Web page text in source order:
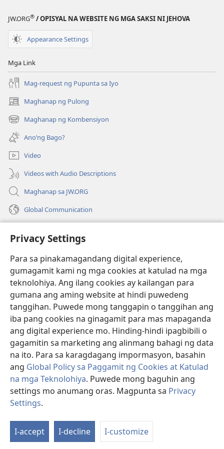
Privacy Settings
Para sa pinakamagandang digital experience,
gumagamit kami ng mga cookies at katulad na mga
teknolohiya. Ang ilang cookies ay kailangan para
gumana ang aming website at hindi puwedeng
tanggihan. Puwede mong tanggapin o tanggihan ang
iba pang cookies na ginagamit para mas mapaganda
ang digital experience mo. Hinding-hindi ipagbibili o
gagamitin sa marketing ang alinmang bahagi ng data
na ito. Para sa karagdagang impormasyon, basahin
ang Global Policy sa Paggamit ng Cookies at Katulad
na mga Teknolohiya. Puwede mong baguhin ang
settings mo anumang oras. Magpunta sa Privacy
Settings.
I-accept I-decline I-customize
SA
SA
JW.ORG® / OPISYAL NA WEBSITE NG MGA SAKSI NI JEHOVA
Appearance Settings
Mga Link
Mag-request ng Pupunta sa Iyo
Maghanap ng Pulong
(may
bubukas
na
bagong
window)
Maghanap ng Kombensiyon
(may
bubukas
na
bagong
window)
Ano’ng Bago?
Video
Videos with Audio Descriptions
Maghanap sa JW.ORG
Global Communication
(may
na
bagong
window)
Watchtower ONLINE LIBRARY™
(may
bubukas
na
bagong
window)
JW Hub ®
(may
bubukas
bagong
window)
JW Library ®
Watchtower Library®
Copyright© 2026 Watch Tower Bible and Tract Society of Pennsylvania.
KASUNDUAN SA PAGGAMIT